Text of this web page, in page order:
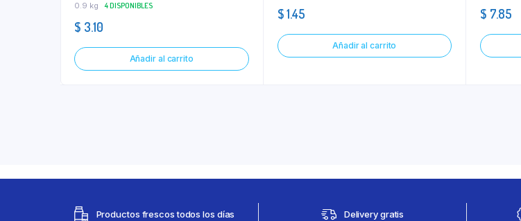
0.9 kg 4 DISPONIBLES
$ 3.10
Añadir al carrito
$1.45
Añadir al carrito
$ 7.85
Productos frescos todos los días Delivery gratis